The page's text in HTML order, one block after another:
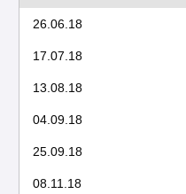
26.06.18
17.07.18
13.08.18
04.09.18
25.09.18
08.11.18